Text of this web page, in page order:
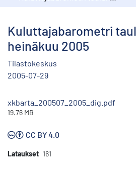
Kuluttajabarometri
heinäkuu 2005
Tilastokeskus
2005-07-29
xkbarta_200507_2005_dig.pdf
19.76 MB
CC BY 4.0
Lataukset 161